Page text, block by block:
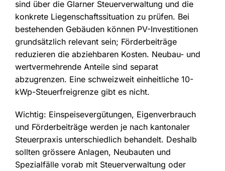
sind über die Glarner Steuerverwaltung und die
konkrete Liegenschaftssituation zu prüfen. Bei
bestehenden Gebäuden können PV-Investitionen
grundsätzlich relevant sein; Förderbeiträge
reduzieren die abziehbaren Kosten. Neubau- und
wertvermehrende Anteile sind separat
abzugrenzen. Eine schweizweit einheitliche 10-
kWp-Steuerfreigrenze gibt es nicht.
Wichtig: Einspeisevergütungen, Eigenverbrauch
und Förderbeiträge werden je nach kantonaler
Steuerpraxis unterschiedlich behandelt. Deshalb
sollten grössere Anlagen, Neubauten und
Spezialfälle vorab mit Steuerverwaltung oder